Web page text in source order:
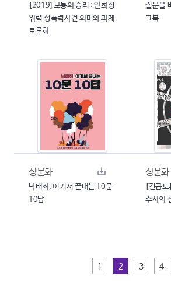
[2019] 보통의 승리 : 안희정
위력 성폭력사건 의미와 과제
토론회
질문을
크북
성문화
낙태죄, 여기서 끝내는 10문
10답
성문화
[긴급
수사의
1 2 3 4